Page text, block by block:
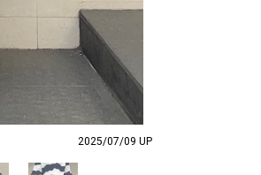
2025/07/09 UP